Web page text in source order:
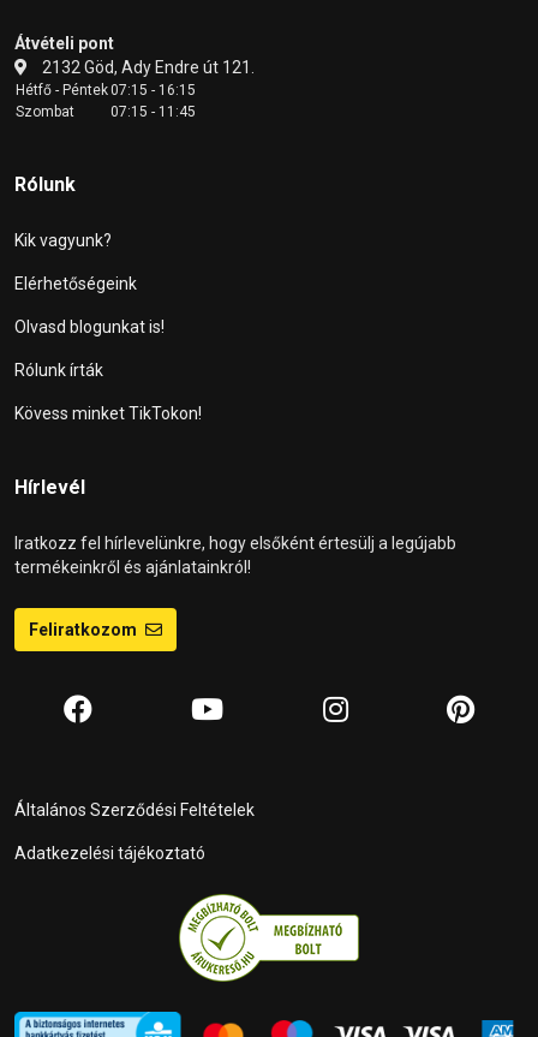
Átvételi pont
2132 Göd, Ady Endre út 121.
Hétfő - Péntek07:15 - 16:15
Szombat
07:15 - 11:45
Rólunk
Kik vagyunk?
Elérhetőségeink
Olvasd blogunkat is!
Rólunk írták
Kövess minket TikTokon!
Hírlevél
Iratkozz fel hírlevelünkre, hogy elsőként értesülj a legújabb
termékeinkről és ajánlatainkról!
Feliratkozom
Általános Szerződési Feltételek
Adatkezelési tájékoztató